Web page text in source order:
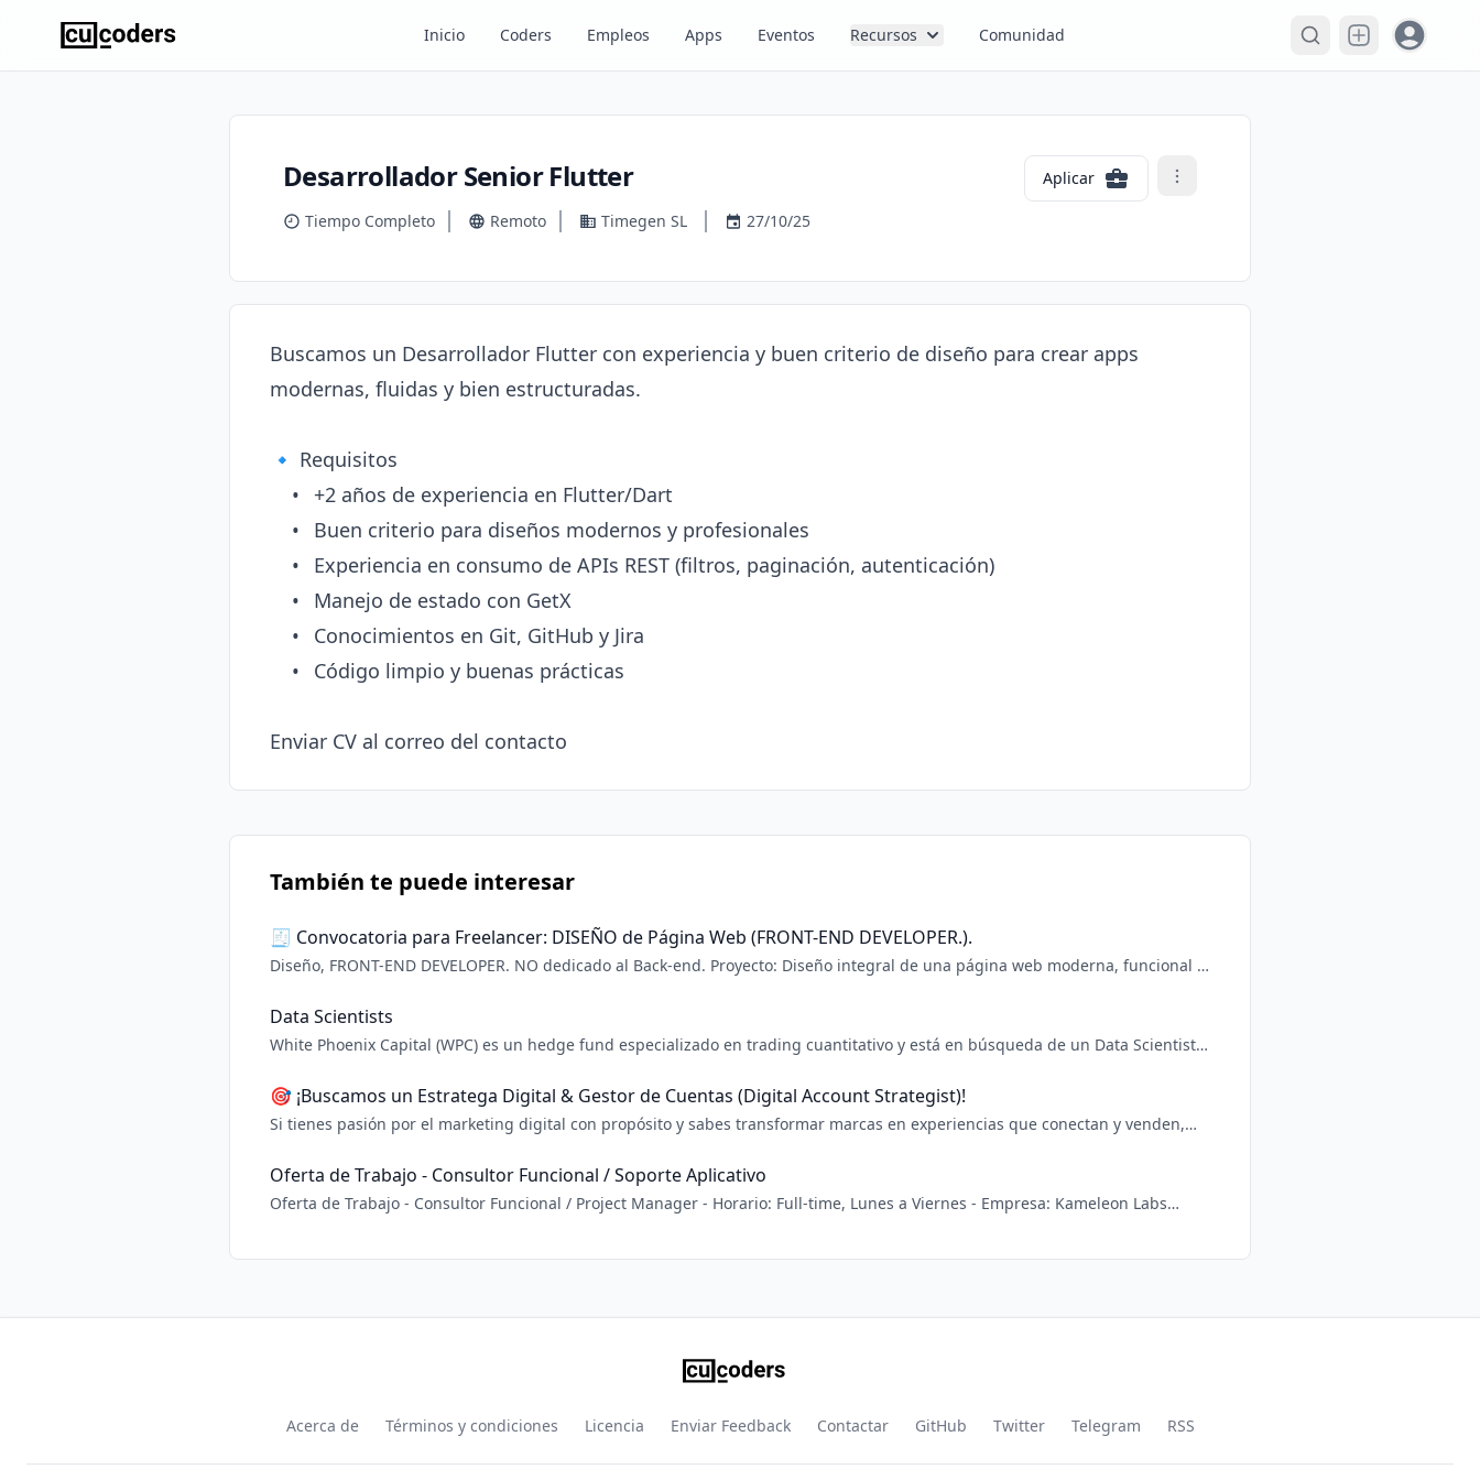
Open user
Inicio Coders Empleos Apps Eventos Recursos Comunidad
Desarrollador Senior Flutter Aplicar
Tiempo Completo Remoto Timegen SL 27/10/25
Buscamos un Desarrollador Flutter con experiencia y buen criterio de diseño para crear apps
modernas, fluidas y bien estructuradas.
🔹 Requisitos
Enviar CV al correo del contacto
También te puede interesar
🧾 Convocatoria para Freelancer: DISEÑO de Página Web (FRONT-END DEVELOPER.).
Diseño, FRONT-END DEVELOPER. NO dedicado al Back-end. Proyecto: Diseño integral de una página web moderna, funcional y
navegación del
Data Scientists
White Phoenix Capital (WPC) es un hedge fund especializado en trading cuantitativo y está en búsqueda de un Data Scientist
probabilidad
🎯 ¡Buscamos un Estratega Digital & Gestor de Cuentas (Digital Account Strategist)!
Si tienes pasión por el marketing digital con propósito y sabes transformar marcas en experiencias que conectan y venden,
embudos
Oferta de Trabajo - Consultor Funcional / Soporte Aplicativo
Oferta de Trabajo - Consultor Funcional / Project Manager - Horario: Full-time, Lunes a Viernes - Empresa: Kameleon Labs
Acerca de Términos y condiciones Licencia Enviar Feedback Contactar GitHub Twitter Telegram RSS